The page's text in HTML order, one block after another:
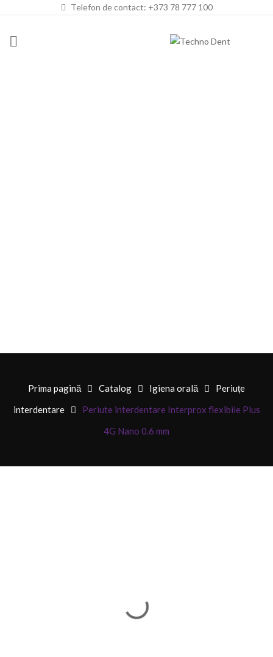
Telefon de contact: +373 78 777 100
Prima pagină Catalog Igiena orală
Periuțe
interdentare
Periute interdentare Interprox flexibile Plus
4G Nano 0.6 mm